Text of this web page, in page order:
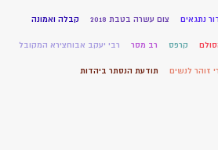
נתגאים צום עשרה בטבת 2018 קבלה ואמונה
קרפס רב מסר רבי יעקב אבוחצירא המקובל
זוהר לנשים תודעת הנסתר ביהדות